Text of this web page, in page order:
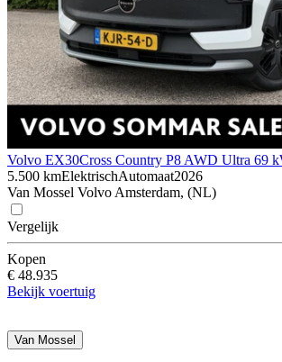
Volvo EX30Cross Country P8 AWD Ultra 69
5.500 kmElektrischAutomaat2026
Van Mossel Volvo Amsterdam, (NL)
Vergelijk
Kopen
€ 48.935
Bekijk voertuig
Van Mossel